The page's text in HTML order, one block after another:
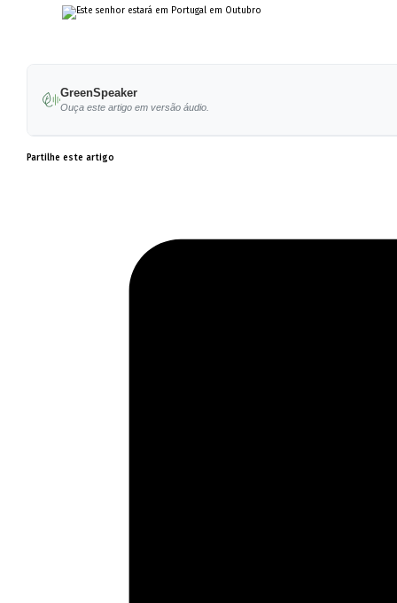
GreenSpeaker
Ouça este artigo em versão áudio.
Partilhe este artigo